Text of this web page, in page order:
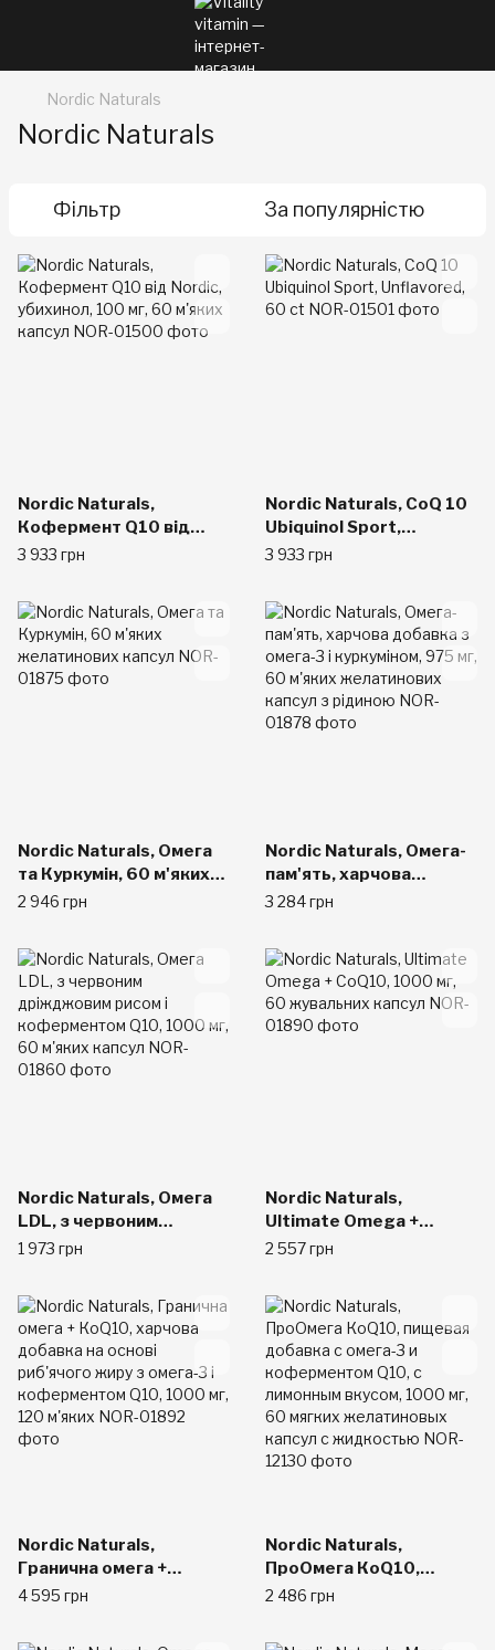
Nordic Naturals
Nordic Naturals
Фільтр За популярністю
Nordic Naturals,
Кофермент Q10 від
Nordic, убихинол, 100
3 933 грн
Nordic Naturals, CoQ 10
Ubiquinol Sport,
Unflavored, 60 ct
3 933 грн
Nordic Naturals, Омега
та Куркумін, 60 м'яких
желатинових капсул
2 946 грн
Nordic Naturals, Омега-
пам'ять, харчова
добавка з омега-3 і
м'яких желатинових
капсул з рідиною
3 284 грн
Nordic Naturals, Омега
LDL, з червоним
дріжджовим рисом і
1000 мг, 60 м'яких
капсул
1 973 грн
Nordic Naturals,
Ultimate Omega +
CoQ10, 1000 мг, 60
2 557 грн
Nordic Naturals,
Гранична омега +
КоQ10, харчова
риб'ячого жиру з
4 595 грн
Nordic Naturals,
ПроОмега КоQ10,
пищевая добавка с
Q10, с лимонным
2 486 грн